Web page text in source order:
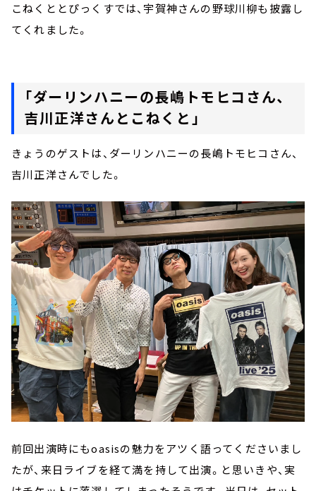
こねくととぴっくすでは、宇賀神さんの野球川柳も披露し
てくれました。
「ダーリンハニーの長嶋トモヒコさん、
吉川正洋さんとこねくと」
きょうのゲストは、ダーリンハニーの長嶋トモヒコさん、
吉川正洋さんでした。
前回出演時にもoasisの魅力をアツく語ってくださいまし
たが、来日ライブを経て満を持して出演。と思いきや、実